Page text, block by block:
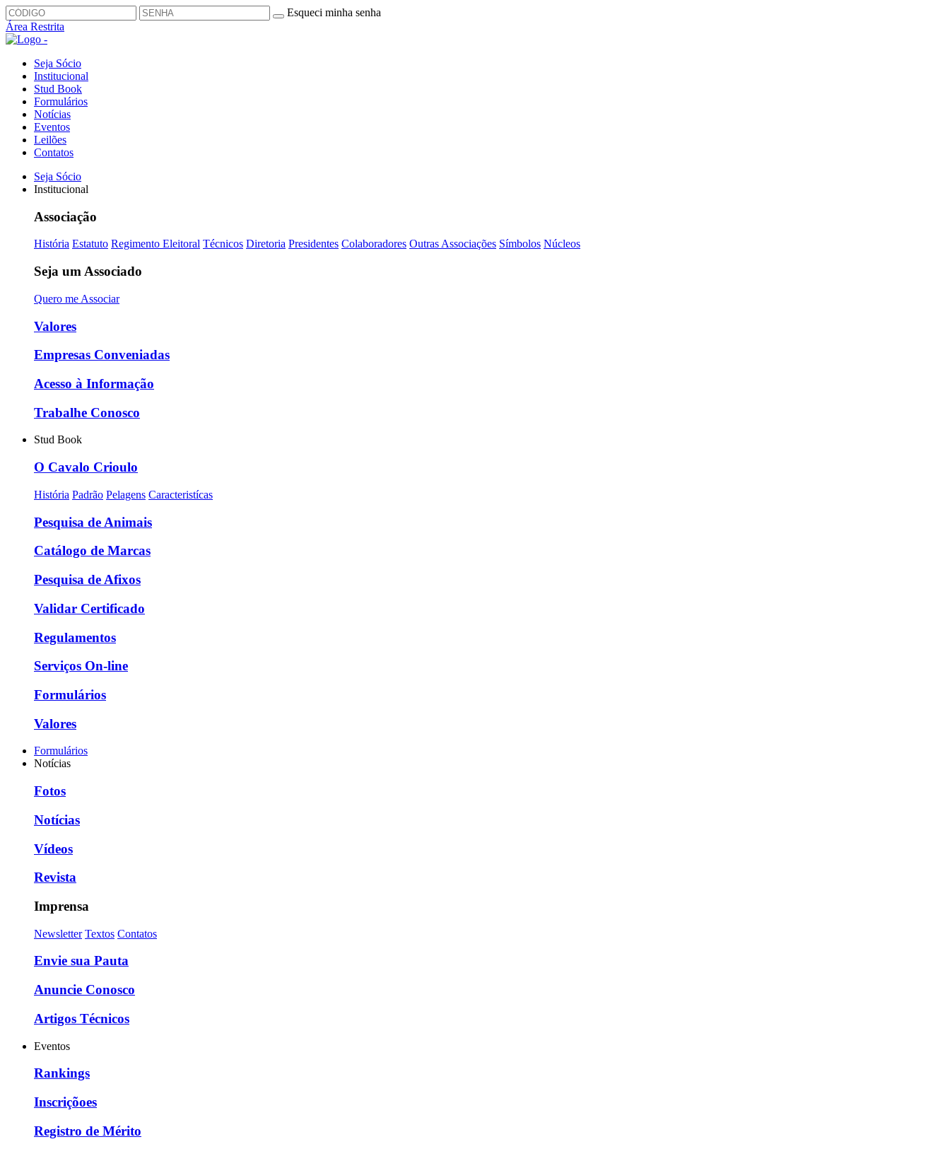
Esqueci minha senha
Área Restrita
Seja Sócio
Institucional
Stud Book
Formulários
Notícias
Eventos
Leilões
Contatos
Seja Sócio
Institucional
Associação
História Estatuto Regimento Eleitoral Técnicos Diretoria Presidentes Colaboradores Outras Associações Símbolos Núcleos
Seja um Associado
Quero me Associar
Valores
Empresas Conveniadas
Acesso à Informação
Trabalhe Conosco
Stud Book
O Cavalo Crioulo
História Padrão Pelagens Caracteristícas
Pesquisa de Animais
Catálogo de Marcas
Pesquisa de Afixos
Validar Certificado
Regulamentos
Serviços On-line
Formulários
Valores
Formulários
Notícias
Fotos
Notícias
Vídeos
Revista
Imprensa
Newsletter Textos Contatos
Envie sua Pauta
Anuncie Conosco
Artigos Técnicos
Eventos
Rankings
Inscriçõoes
Registro de Mérito